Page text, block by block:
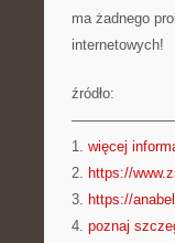
ma żadnego
internetowych!
źródło:
1. więcej
2. https://
3. https://
4. poznaj